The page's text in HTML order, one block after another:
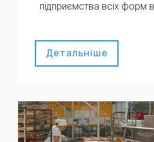
підприємства всіх
Детальніше